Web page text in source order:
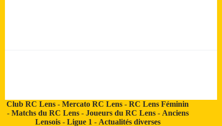
Club RC Lens -Mercato RC Lens -RC Lens Féminin
- Matchs du RC Lens- Joueurs du RC Lens- Anciens
Lensois- Ligue 1 - Actualités diverses